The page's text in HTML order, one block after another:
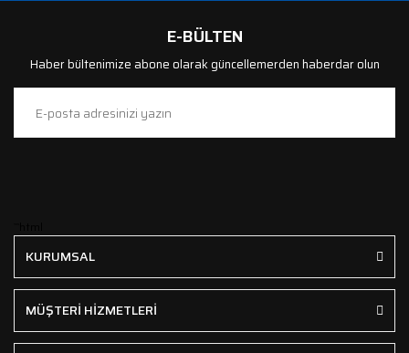
E-BÜLTEN
Haber bültenimize abone olarak güncellemerden haberdar olun
KURUMSAL
MÜŞTERİ HİZMETLERİ